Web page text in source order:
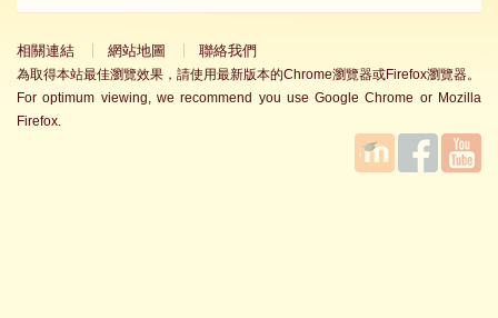
相關連結 網站地圖 聯絡我們
為取得本站最佳瀏覽效果，請使用最新版本的Chrome瀏覽器或Firefox瀏覽器。
For optimum viewing, we recommend you use Google Chrome or Mozilla
Firefox.